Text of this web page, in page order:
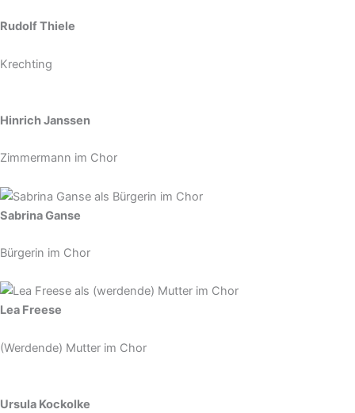
Rudolf Thiele
Krechting
Hinrich Janssen
Zimmermann im Chor
Sabrina Ganse
Bürgerin im Chor
Lea Freese
(Werdende) Mutter im Chor
Ursula Kockolke